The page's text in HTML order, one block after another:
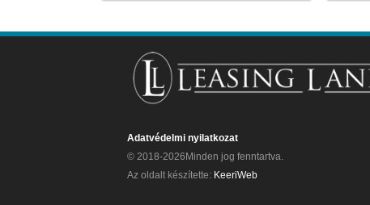
Adatvédelmi nyilatkozat
© 2018-2026Minden jog fenntartva.
Az oldalt készítette: KeeriWeb